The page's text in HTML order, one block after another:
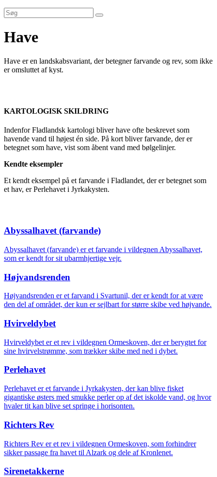
Have
Have er en landskabsvariant, der betegner farvande og rev, som ikke
er omsluttet af kyst.
KARTOLOGISK SKILDRING
Indenfor Fladlandsk kartologi bliver have ofte beskrevet som
havende vand til højest én side. På kort bliver farvande, der er
betegnet som have, vist som åbent vand med bølgelinjer.
Kendte eksempler
Et kendt eksempel på et farvande i Fladlandet, der er betegnet som
et hav, er Perlehavet i Jyrkakysten.
Abyssalhavet (farvande)
Abyssalhavet (farvande) er et farvande i vildegnen Abyssalhavet,
som er kendt for sit ubarmhjertige vejr.
Højvandsrenden
Højvandsrenden er et farvand i Svartunil, der er kendt for at være
den del af området, der kun er sejlbart for større skibe ved højvande.
Hvirveldybet
Hvirveldybet er et rev i vildegnen Ormeskoven, der er berygtet for
sine hvirvelstrømme, som trækker skibe med ned i dybet.
Perlehavet
Perlehavet er et farvande i Jyrkakysten, der kan blive fisket
gigantiske østers med smukke perler op af det iskolde vand, og hvor
hvaler tit kan blive set springe i horisonten.
Richters Rev
Richters Rev er et rev i vildegnen Ormeskoven, som forhindrer
sikker passage fra havet til Alzark og dele af Kronlenet.
Sirenetakkerne